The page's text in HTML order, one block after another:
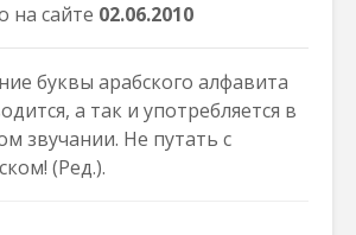
на сайте 02.06.2010
буквы арабского алфавита
звучании. Не путать c
(Ред.).